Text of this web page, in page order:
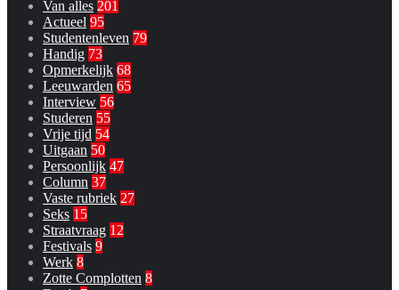
Van alles 201
Actueel 95
Studentenleven 79
Handig 73
Opmerkelijk 68
Leeuwarden 65
Interview 56
Studeren 55
Vrije tijd 54
Uitgaan 50
Persoonlijk 47
Column 37
Vaste rubriek 27
Seks 15
Straatvraag 12
Festivals 9
Werk 8
Zotte Complotten 8